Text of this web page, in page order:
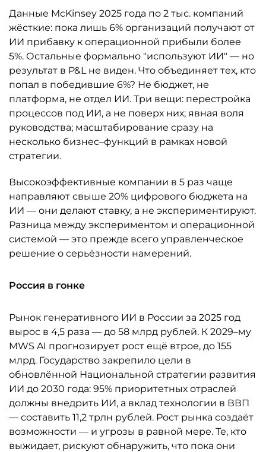
Данные McKinsey 2025 года по 2 тыс. компаний
жёсткие: пока лишь 6% организаций получают от
ИИ прибавку к операционной прибыли более
5%. Остальные формально "используют ИИ" — но
результат в P&L не виден. Что объединяет тех, кто
попал в победившие 6%? Не бюджет, не
платформа, не отдел ИИ. Три вещи: перестройка
процессов под ИИ, а не поверх них; явная воля
руководства; масштабирование сразу на
несколько бизнес–функций в рамках новой
стратегии.
Высокоэффективные компании в 5 раз чаще
направляют свыше 20% цифрового бюджета на
ИИ — они делают ставку, а не экспериментируют.
Разница между экспериментом и операционной
системой — это прежде всего управленческое
решение о серьёзности намерений.
Россия в гонке
Рынок генеративного ИИ в России за 2025 год
вырос в 4,5 раза — до 58 млрд рублей. К 2029–му
MWS AI прогнозирует рост ещё втрое, до 155
млрд. Государство закрепило цели в
обновлённой Национальной стратегии развития
ИИ до 2030 года: 95% приоритетных отраслей
должны внедрить ИИ, а вклад технологии в ВВП
— составить 11,2 трлн рублей. Рост рынка создаёт
возможности — и угрозы в равной мере. Те, кто
выжидает, рискуют обнаружить, что пока они